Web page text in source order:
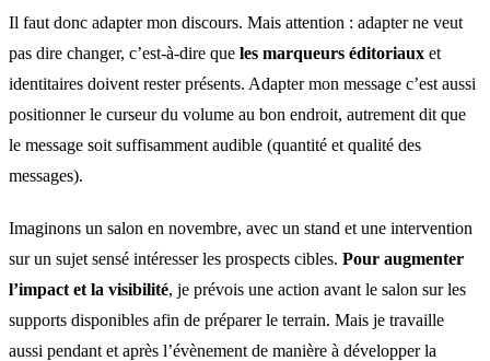
Il faut donc adapter mon discours. Mais attention : adapter ne veut
pas dire changer, c’est-à-dire que les marqueurs éditoriaux et
identitaires doivent rester présents. Adapter mon message c’est aussi
positionner le curseur du volume au bon endroit, autrement dit que
le message soit suffisamment audible (quantité et qualité des
messages).
Imaginons un salon en novembre, avec un stand et une intervention
sur un sujet sensé intéresser les prospects cibles. Pour augmenter
l’impact et la visibilité, je prévois une action avant le salon sur les
supports disponibles afin de préparer le terrain. Mais je travaille
aussi pendant et après l’évènement de manière à développer la